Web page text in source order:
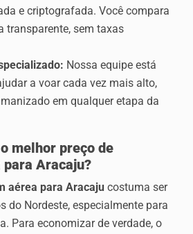
e criptografada. Você compara
transparente, sem taxas
Nossa equipe está
a voar cada vez mais alto,
em qualquer etapa da
melhor preço de
para Aracaju?
aérea para Aracaju costuma ser
do Nordeste, especialmente para
Para economizar de verdade, o